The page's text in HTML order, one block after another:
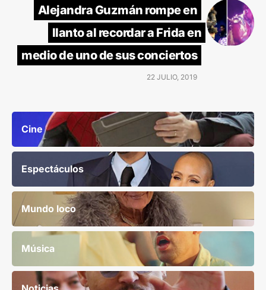
Alejandra Guzmán rompe en
llanto al recordar a Frida en
medio de uno de sus conciertos
22 JULIO, 2019
Cine
Espectáculos
Mundo loco
Música